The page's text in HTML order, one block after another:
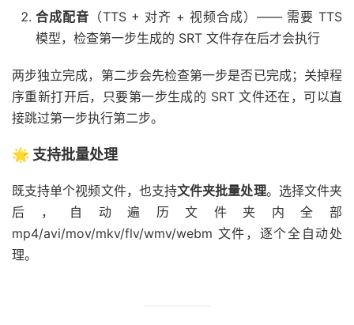
合成配音 （TTS + 对齐 + 视频合成）—— 需要 TTS
模型，检查第一步生成的 SRT 文件存在后才会执行
两步独立完成，第二步会先检查第一步是否已完成；关掉程
序重新打开后，只要第一步生成的 SRT 文件还在，可以直
接跳过第一步执行第二步。
🌟 支持批量处理
既支持单个视频文件，也支持文件夹批量处理。选择文件夹
后，自动遍历文件夹内全部
mp4/avi/mov/mkv/flv/wmv/webm 文件，逐个全自动处
理。